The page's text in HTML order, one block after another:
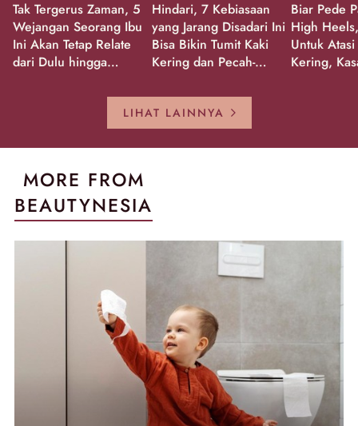
Tak Tergerus Zaman, 5
Wejangan Seorang Ibu
Ini Akan Tetap Relate
dari Dulu hingga
Hindari, 7 Kebiasaan
yang Jarang Disadari Ini
Bisa Bikin Tumit Kaki
Kering dan Pecah-
Biar Pede
High
Untuk
Kering,
LIHAT LAINNYA
MORE FROM
BEAUTYNESIA